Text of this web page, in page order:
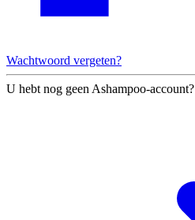
Wachtwoord vergeten?
U hebt nog geen Ashampoo-account?